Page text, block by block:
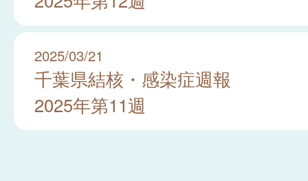
2025/03/21
千葉県結核・感染症週報
2025年第11週